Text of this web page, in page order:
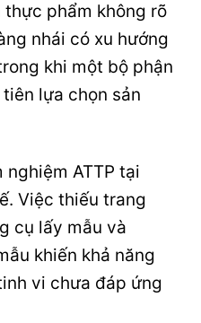
phẩm không rõ
nhái có xu hướng
khi một bộ phận
lựa chọn sản
ATTP tại
Việc thiếu trang
cụ lấy mẫu và
khiến khả năng
vi chưa đáp ứng